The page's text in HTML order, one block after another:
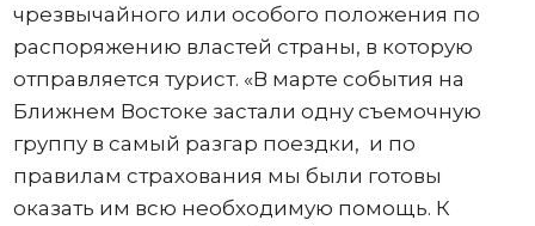
чрезвычайного или особого положения по
распоряжению властей страны, в которую
отправляется турист. «В марте события на
Ближнем Востоке застали одну съемочную
группу в самый разгар поездки, и по
правилам страхования мы были готовы
оказать им всю необходимую помощь. К